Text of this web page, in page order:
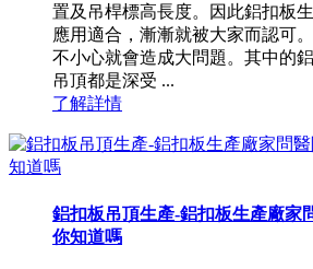
置及吊桿標高長度。因此鋁扣板
應用適合，漸漸就被大家而認可
不小心就會造成大問題。其中的
吊頂都是深受 ...
了解詳情
鋁扣板吊頂生產-鋁扣板生產廠家
你知道嗎